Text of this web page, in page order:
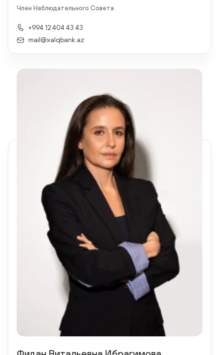
Член Наблюдательного Совета
+994 12 404 43 43
mail@xalqbank.az